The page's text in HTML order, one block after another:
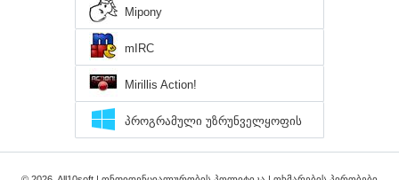
Mipony
mIRC
Mirillis Action!
პროგრამული უზრუნველყოფის
დირექტორია Windows 10